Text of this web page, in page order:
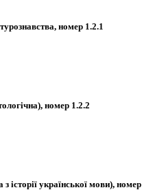
номер 1.2.1
номер 1.2.2
історії української мови), номер